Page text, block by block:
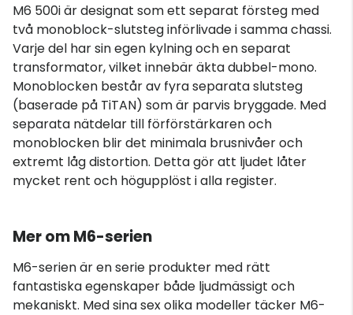
M6 500i är designat som ett separat försteg med
två monoblock-slutsteg införlivade i samma chassi.
Varje del har sin egen kylning och en separat
transformator, vilket innebär äkta dubbel-mono.
Monoblocken består av fyra separata slutsteg
(baserade på TiTAN) som är parvis bryggade. Med
separata nätdelar till förförstärkaren och
monoblocken blir det minimala brusnivåer och
extremt låg distortion. Detta gör att ljudet låter
mycket rent och högupplöst i alla register.
Mer om M6-serien
M6-serien är en serie produkter med rätt
fantastiska egenskaper både ljudmässigt och
mekaniskt. Med sina sex olika modeller täcker M6-